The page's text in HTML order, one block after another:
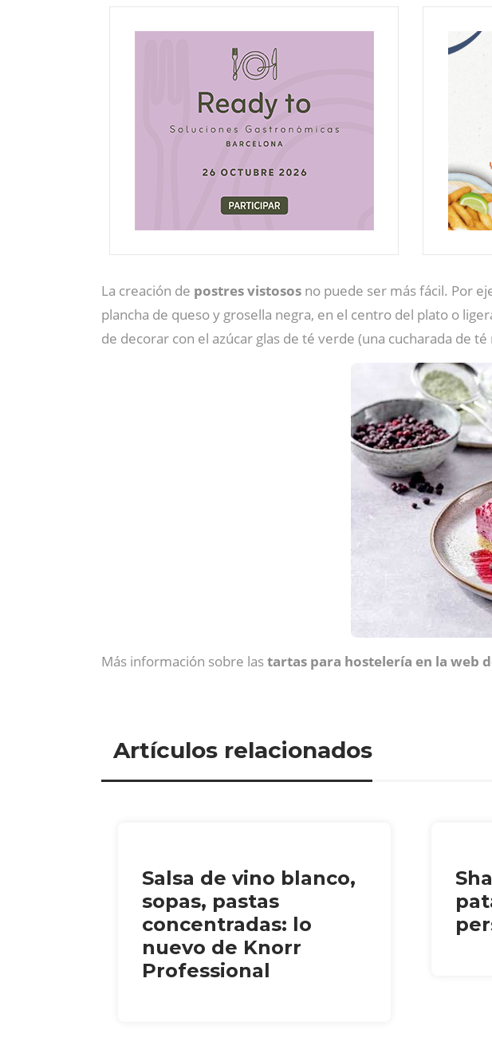
La creación de postres vistosos no puede ser más fácil. Por
plancha de queso y grosella negra, en el centro del plato o
de decorar con el azúcar glas de té verde (una cucharada de
Más información sobre lastartas para hostelería en la web
Artículos relacionados
Salsa de vino blanco,
sopas, pastas
concentradas: lo
nuevo de Knorr
Professional